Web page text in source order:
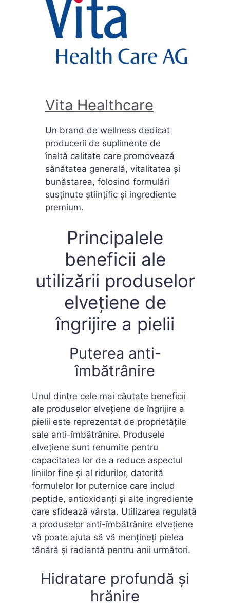
Vita Healthcare
Un brand de wellness dedicat
producerii de suplimente de
înaltă calitate care promovează
sănătatea generală, vitalitatea și
bunăstarea, folosind formulări
susținute științific și ingrediente
premium.
Principalele
beneficii ale
utilizării produselor
elvețiene de
îngrijire a pielii
Puterea anti-
îmbătrânire
Unul dintre cele mai căutate beneficii
ale produselor elvețiene de îngrijire a
pielii este reprezentat de proprietățile
sale anti-îmbătrânire. Produsele
elvețiene sunt renumite pentru
capacitatea lor de a reduce aspectul
liniilor fine și al ridurilor, datorită
formulelor lor puternice care includ
peptide, antioxidanți și alte ingrediente
care sfidează vârsta. Utilizarea regulată
a produselor anti-îmbătrânire elvețiene
vă poate ajuta să vă mențineți pielea
tânără și radiantă pentru anii următori.
Hidratare profundă și
hrănire